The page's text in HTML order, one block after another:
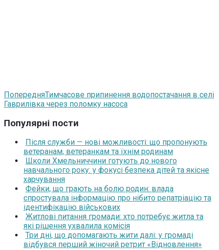
ПопередняТимчасове припинення водопостачання в селі
Гаврилівка через поломку насоса
Популярні пости
Після служби — нові можливості: що пропонують
ветеранам, ветеранкам та їхнім родинам
Школи Хмельниччини готують до нового
навчального року: у фокусі безпека дітей та якісне
харчування
Фейки, що грають на болю родин: влада
спростувала інформацію про нібито репатріацію та
ідентифікацію військових
Житлові питання громади: хто потребує житла та
які рішення ухвалила комісія
Три дні, що допомагають жити далі: у громаді
відбувся перший жіночий ретрит «Відновлення»